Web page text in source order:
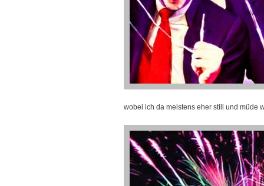
wobei ich da meistens eher still und müde